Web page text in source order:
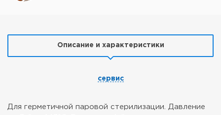
Описание и характеристики
сервис
Для герметичной паровой стерилизации. Давление